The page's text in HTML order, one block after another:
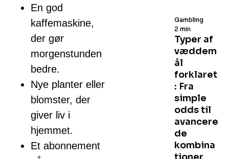
En god
kaffemaskine,
der gør
morgenstunden
bedre.
Nye planter eller
blomster, der
giver liv i
hjemmet.
Et abonnement
Typer af
væddem
ål
forklaret
: Fra
simple
odds til
avancere
de
kombina
Gambling
2 min